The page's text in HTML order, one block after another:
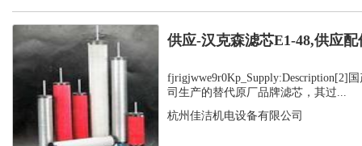
供应-汉克森滤芯E1-48,供应配
fjrigjwwe9r0Kp_Supply:Description[2]
司生产的替代原厂品牌滤芯，其过...
杭州佳洁机电设备有限公司